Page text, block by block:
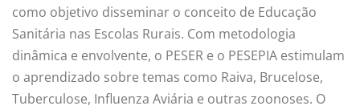
como objetivo disseminar o conceito de Educação
Sanitária nas Escolas Rurais. Com metodologia
dinâmica e envolvente, o PESER e o PESEPIA estimulam
o aprendizado sobre temas como Raiva, Brucelose,
Tuberculose, Influenza Aviária e outras zoonoses. O